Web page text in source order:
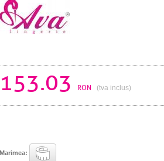
153.03 RON (tva inclus)
Marimea: